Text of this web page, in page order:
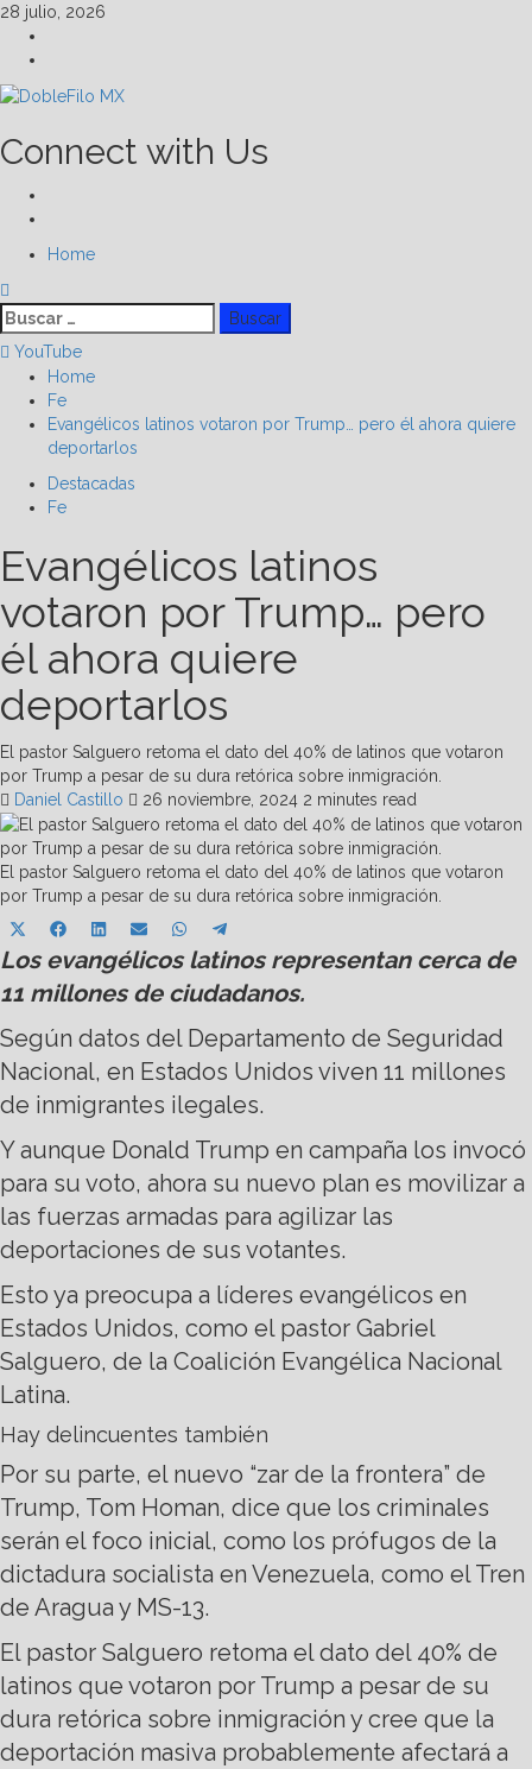
Skip
content
28 julio, 2026
Connect with Us
PrimaryHome
Buscar:
YouTube
Home
Fe
Evangélicos latinos votaron por Trump… pero él ahora quiere
deportarlos
Destacadas
Fe
Evangélicos latinos
votaron por Trump… pero
él ahora quiere
deportarlos
El pastor Salguero retoma el dato del 40% de latinos que votaron
por Trump a pesar de su dura retórica sobre inmigración.
Daniel Castillo
26 noviembre, 2024 2 minutes read
El pastor Salguero retoma el dato del 40% de latinos que votaron
por Trump a pesar de su dura retórica sobre inmigración.
Share
on
(Twitter)
Share
on
Facebook
Share
on
LinkedInShare
on
Email
Share
on
WhatsApp
on
Los evangélicos latinos representan cerca de
11 millones de ciudadanos.
Según datos del Departamento de Seguridad
Nacional, en Estados Unidos viven 11 millones
de inmigrantes ilegales.
Y aunque Donald Trump en campaña los invocó
para su voto, ahora su nuevo plan es movilizar a
las fuerzas armadas para agilizar las
deportaciones de sus votantes.
Esto ya preocupa a líderes evangélicos en
Estados Unidos, como el pastor Gabriel
Salguero, de la Coalición Evangélica Nacional
Latina.
Hay delincuentes también
Por su parte, el nuevo “zar de la frontera” de
Trump, Tom Homan, dice que los criminales
serán el foco inicial, como los prófugos de la
dictadura socialista en Venezuela, como el Tren
de Aragua y MS-13.
El pastor Salguero retoma el dato del 40% de
latinos que votaron por Trump a pesar de su
dura retórica sobre inmigración y cree que la
deportación masiva probablemente afectará a